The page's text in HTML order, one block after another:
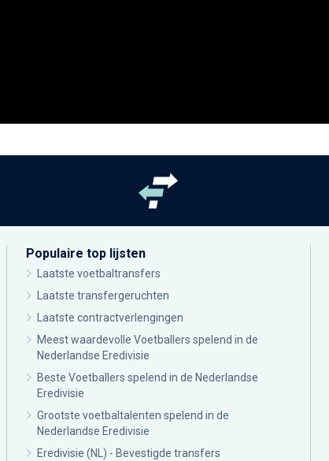
Populaire top lijsten
Laatste voetbaltransfers
Laatste transfergeruchten
Laatste contractverlengingen
Meest waardevolle Voetballers spelend in de
Nederlandse Eredivisie
Beste Voetballers spelend in de Nederlandse
Eredivisie
Grootste voetbaltalenten spelend in de
Nederlandse Eredivisie
Eredivisie (NL) - Bevestigde transfers